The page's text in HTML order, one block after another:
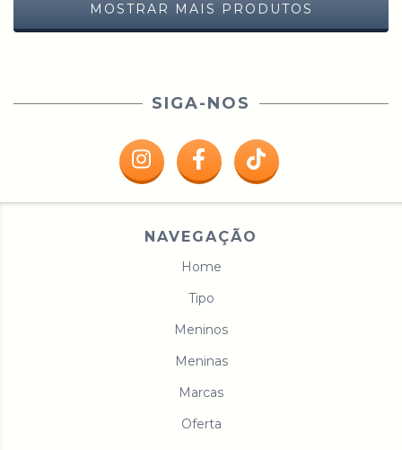
MOSTRAR MAIS PRODUTOS
SIGA-NOS
NAVEGAÇÃO
Home
Tipo
Meninos
Meninas
Marcas
Oferta